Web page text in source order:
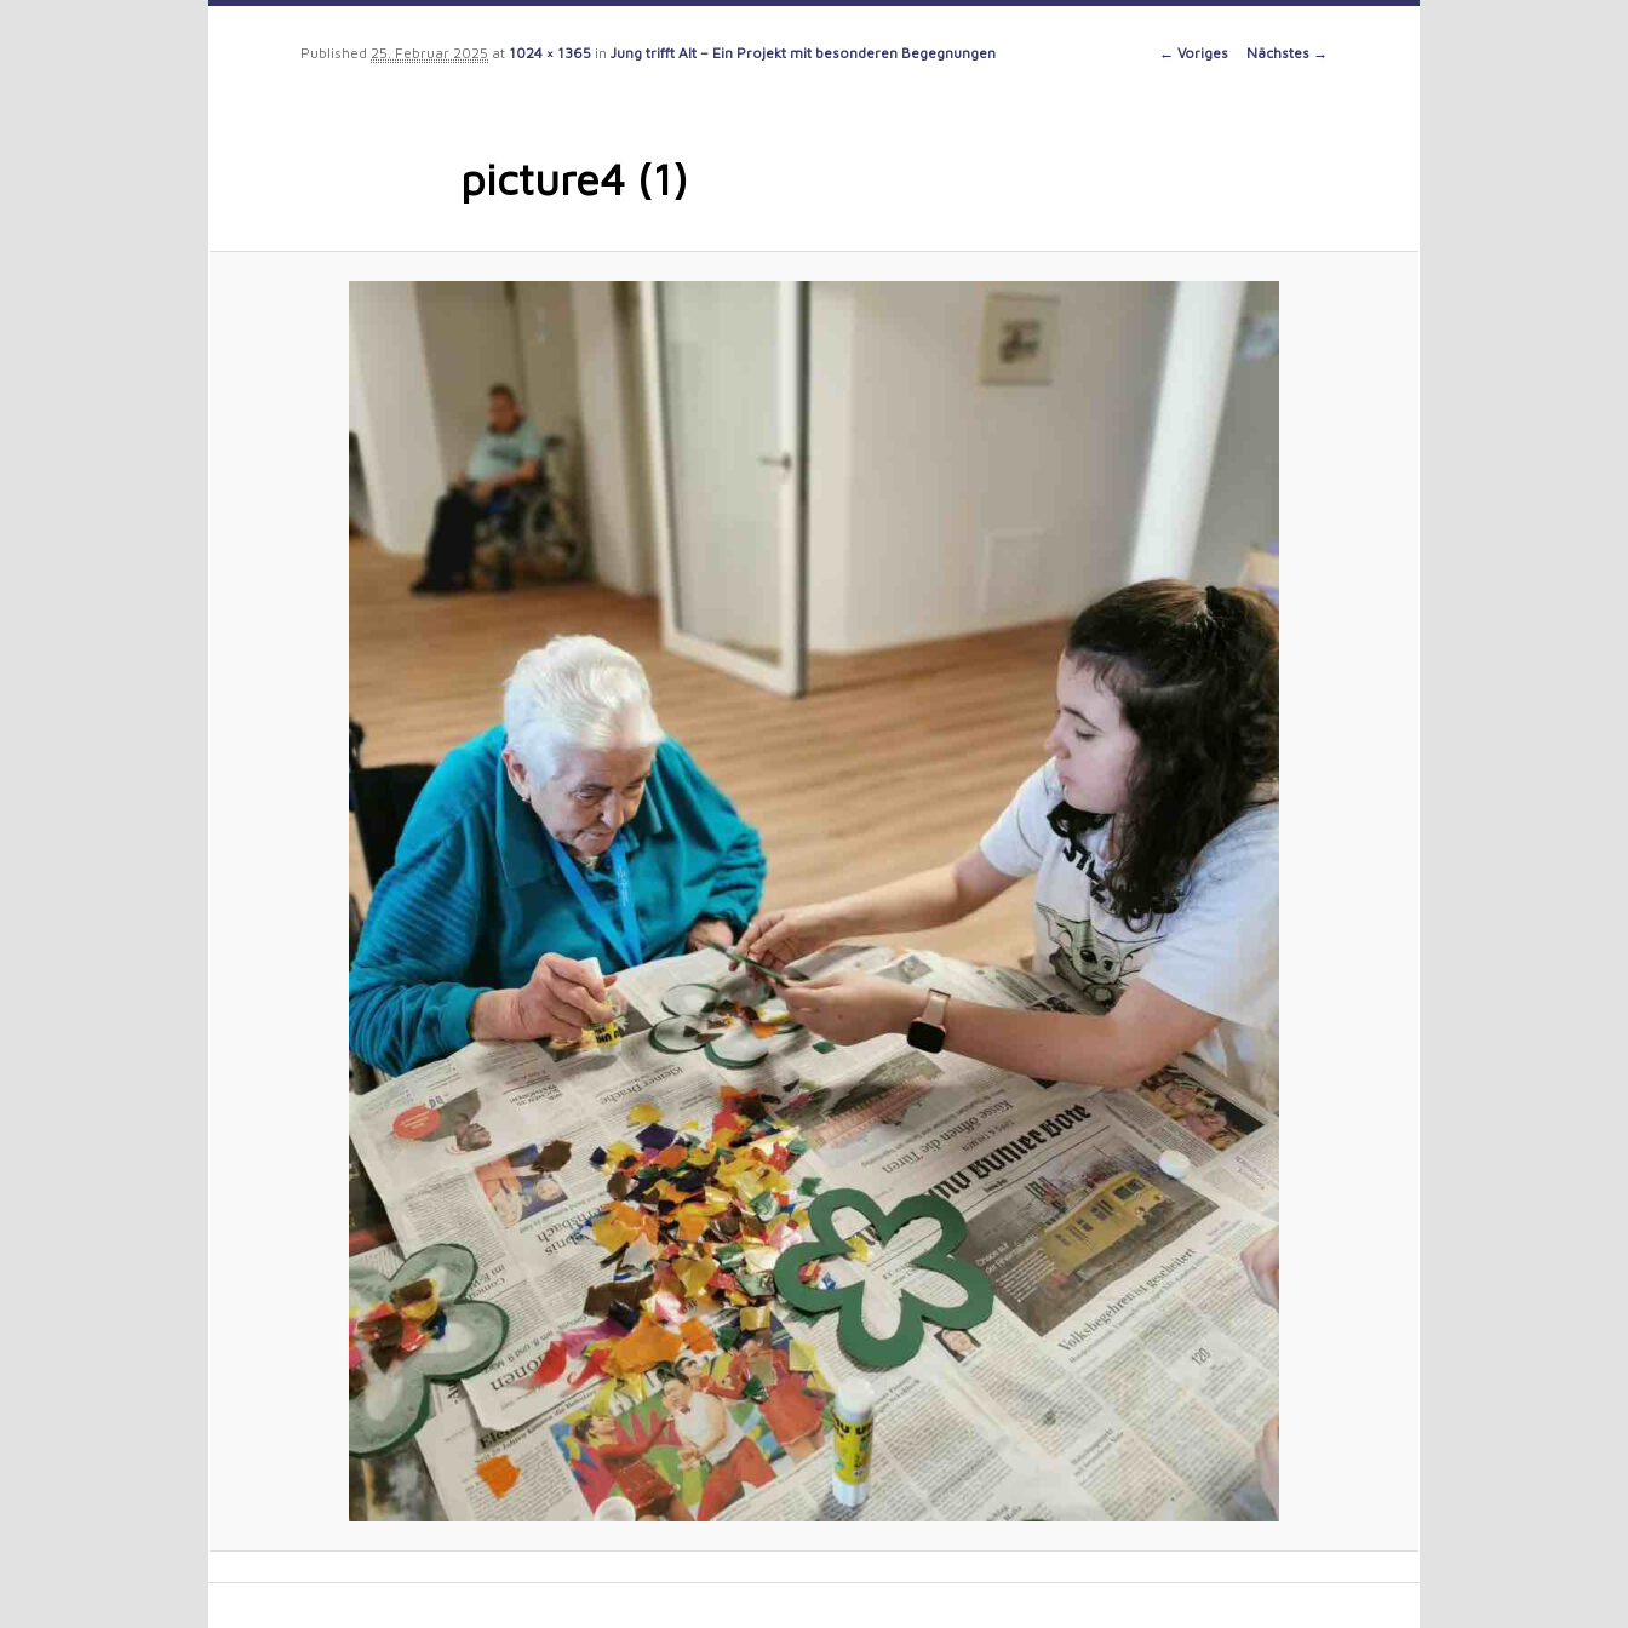
Image
← Voriges Nächstes →
picture4 (1)
Published 25. Februar 2025 at 1024 × 1365 in Jung trifft Alt – Ein Projekt mit besonderen Begegnungen